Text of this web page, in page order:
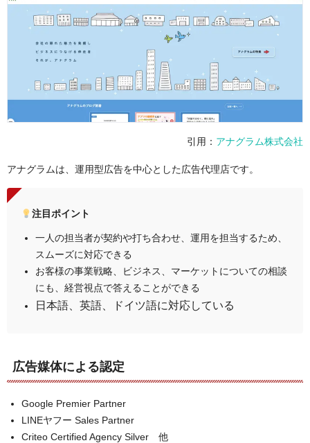
ライナタワー 10F
事業内容
■Webマーケティング事業
・オーガニックマーケティング
・Web広告
■クラウドセールステック事業
・クラウド業務支援ツールの開発、販売、サ
ポート
電話番号 03-6274-8081
https://www.geo-code.co.jp/
引用： アナグラム株式会社
アナグラムは、運用型広告を中心とした広告代理店です。
注目ポイント
一人の担当者が契約や打ち合わせ、運用を担当するため、
スムーズに対応できる
お客様の事業戦略、ビジネス、マーケットについての相談
にも、経営視点で答えることができる
日本語、英語、ドイツ語に対応している
広告媒体による認定
Google Premier Partner
LINEヤフー Sales Partner
Criteo Certified Agency Silver 他